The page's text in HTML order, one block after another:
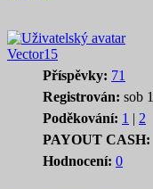
Vector15
Příspěvky: 71
Registrován: sob
Poděkování: 1 | 2
PAYOUT CASH:
Hodnocení: 0